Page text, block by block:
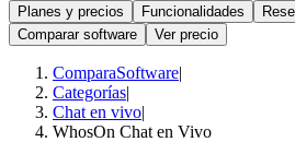
Planes y precios Funcionalidades
Comparar software
Ver precio
ComparaSoftware|
Categorías|
Chat en vivo|
WhosOn Chat en Vivo